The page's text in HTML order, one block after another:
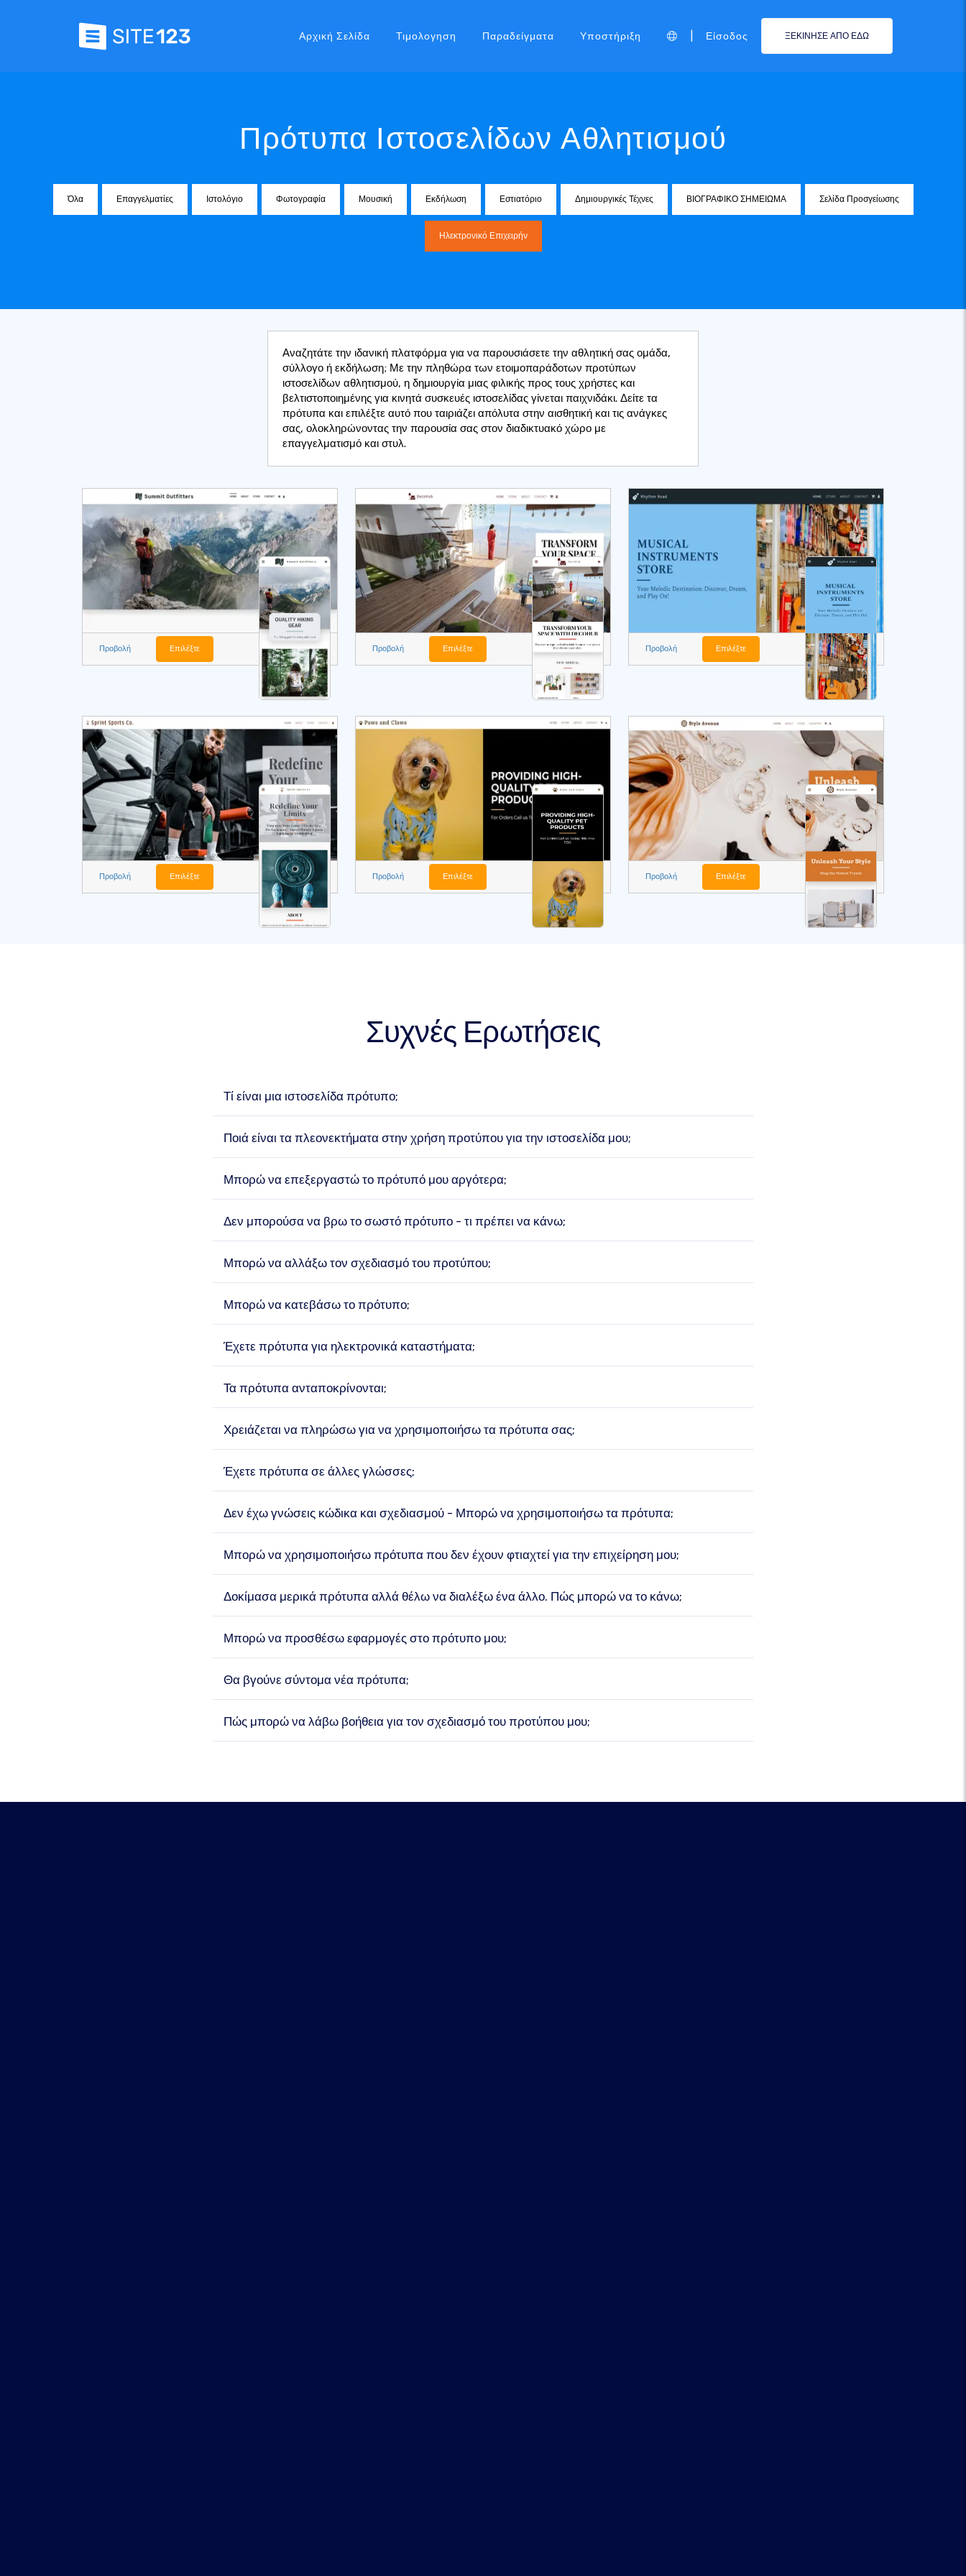
Αρχική Σελίδα Τιμολογηση Παραδείγματα Υποστήριξη Είσοδος ΞΕΚΙΝΗΣΕ ΑΠΟ ΕΔΩ
Πρότυπα Ιστοσελίδων Αθλητισμού
Όλα Επαγγελματίες Ιστολόγιο Φωτογραφία Μουσική Εκδήλωση Εστιατόριο Δημιουργικές Τέχνες ΒΙΟΓΡΑΦΙΚΟ ΣΗΜΕΙΩΜΑ Σελίδα Προσγείωσης
Ηλεκτρονικό Επιχειρήν
Αναζητάτε την ιδανική πλατφόρμα για να παρουσιάσετε την αθλητική σας ομάδα,
σύλλογο ή εκδήλωση; Με την πληθώρα των ετοιμοπαράδοτων προτύπων
ιστοσελίδων αθλητισμού, η δημιουργία μιας φιλικής προς τους χρήστες και
βελτιστοποιημένης για κινητά συσκευές ιστοσελίδας γίνεται παιχνιδάκι. Δείτε τα
πρότυπα και επιλέξτε αυτό που ταιριάζει απόλυτα στην αισθητική και τις ανάγκες
σας, ολοκληρώνοντας την παρουσία σας στον διαδικτυακό χώρο με
επαγγελματισμό και στυλ.
Προβολή Επιλέξτε Προβολή Επιλέξτε Προβολή Επιλέξτε
Προβολή Επιλέξτε Προβολή Επιλέξτε Προβολή Επιλέξτε
Συχνές Ερωτήσεις
Τί είναι μια ιστοσελίδα πρότυπο;
Ποιά είναι τα πλεονεκτήματα στην χρήση προτύπου για την ιστοσελίδα μου;
Μπορώ να επεξεργαστώ το πρότυπό μου αργότερα;
Δεν μπορούσα να βρω το σωστό πρότυπο - τι πρέπει να κάνω;
Μπορώ να αλλάξω τον σχεδιασμό του προτύπου;
Μπορώ να κατεβάσω το πρότυπο;
Έχετε πρότυπα για ηλεκτρονικά καταστήματα;
Τα πρότυπα ανταποκρίνονται;
Χρειάζεται να πληρώσω για να χρησιμοποιήσω τα πρότυπα σας;
Έχετε πρότυπα σε άλλες γλώσσες;
Δεν έχω γνώσεις κώδικα και σχεδιασμού - Μπορώ να χρησιμοποιήσω τα πρότυπα;
Μπορώ να χρησιμοποιήσω πρότυπα που δεν έχουν φτιαχτεί για την επιχείρηση μου;
Δοκίμασα μερικά πρότυπα αλλά θέλω να διαλέξω ένα άλλο. Πώς μπορώ να το κάνω;
Μπορώ να προσθέσω εφαρμογές στο πρότυπο μου;
Θα βγούνε σύντομα νέα πρότυπα;
Πώς μπορώ να λάβω βοήθεια για τον σχεδιασμό του προτύπου μου;